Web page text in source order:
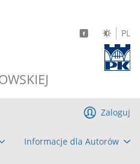
PL
Informacje dla Autorów
Zaloguj